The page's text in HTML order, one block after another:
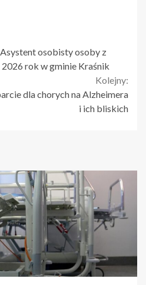
osobisty osoby z
2026 rok w gminie Kraśnik
Kolejny:
dla chorych na Alzheimera
i ich bliskich